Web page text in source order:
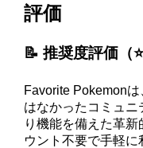
評価
📝 推奨度評価（
Favorite Pokemon
はなかったコミュニ
り機能を備えた革
ウント不要で手軽